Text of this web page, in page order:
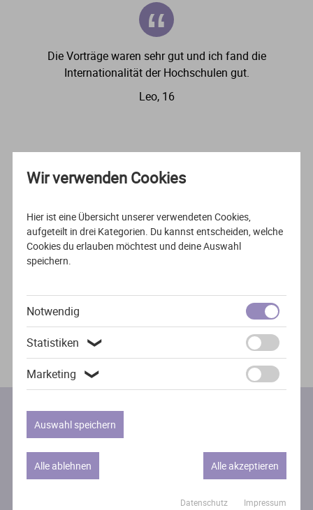
“
Die Vorträge waren sehr gut und ich fand die
Internationalität der Hochschulen gut.
Leo, 16
Impressionen
Anreise
Wir verwenden Cookies
Hier ist eine Übersicht unserer verwendeten Cookies,
aufgeteilt in drei Kategorien. Du kannst entscheiden, welche
Cookies du erlauben möchtest und deine Auswahl
speichern.
Notwendig
Statistiken ❯
Marketing ❯
Auswahl speichern
Alle akzeptieren
Alle ablehnen
Datenschutz Impressum